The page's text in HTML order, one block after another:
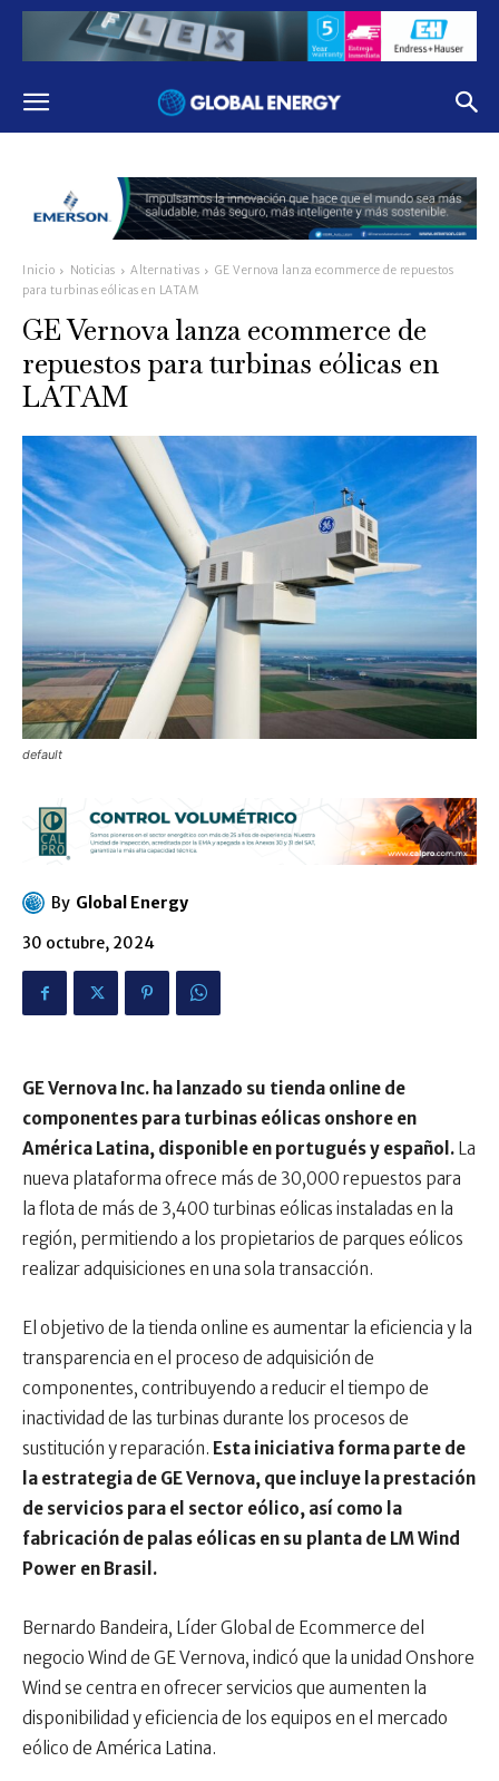
Inicio Noticias Alternativas
GE Vernova lanza ecommerce de repuestos
para turbinas eólicas en LATAM
GE Vernova lanza ecommerce de
repuestos para turbinas eólicas en
LATAM
default
By Global Energy
30 octubre, 2024
GE Vernova Inc. ha lanzado su tienda online de
componentes para turbinas eólicas onshore en
América Latina, disponible en portugués y español. La
nueva plataforma ofrece más de 30,000 repuestos para
la flota de más de 3,400 turbinas eólicas instaladas en la
región, permitiendo a los propietarios de parques eólicos
realizar adquisiciones en una sola transacción.
El objetivo de la tienda online es aumentar la eficiencia y la
transparencia en el proceso de adquisición de
componentes, contribuyendo a reducir el tiempo de
inactividad de las turbinas durante los procesos de
sustitución y reparación. Esta iniciativa forma parte de
la estrategia de GE Vernova, que incluye la prestación
de servicios para el sector eólico, así como la
fabricación de palas eólicas en su planta de LM Wind
Power en Brasil.
Bernardo Bandeira, Líder Global de Ecommerce del
negocio Wind de GE Vernova, indicó que la unidad Onshore
Wind se centra en ofrecer servicios que aumenten la
disponibilidad y eficiencia de los equipos en el mercado
eólico de América Latina.